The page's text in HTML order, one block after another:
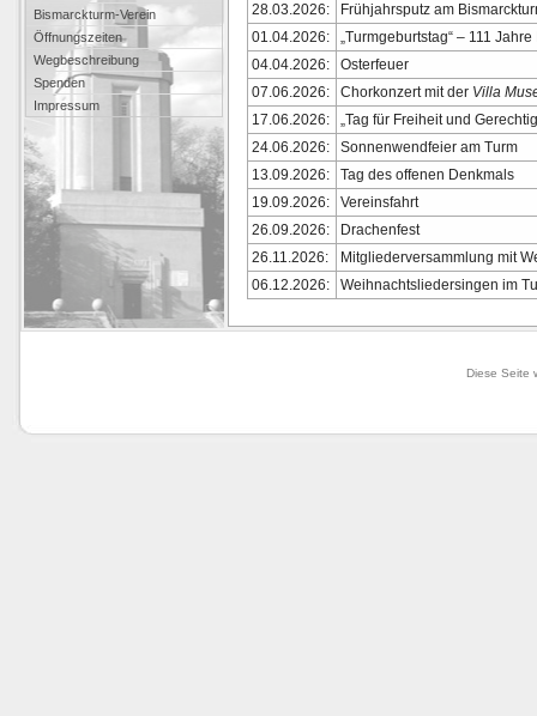
Bismarckturm-Verein
Öffnungszeiten
Wegbeschreibung
Spenden
Impressum
28.03.2026:
Frühjahrsputz am
01.04.2026:
„Turmgeburtstag“ – 111
04.04.2026:
Osterfeuer
07.06.2026:
Chorkonzert mit der Villa
17.06.2026:
„Tag für Freiheit und
24.06.2026:
Sonnenwendfeier am Turm
13.09.2026:
Tag des offenen Denkmals
19.09.2026:
Vereinsfahrt
26.09.2026:
Drachenfest
26.11.2026:
Mitgliederversammlung mit
06.12.2026:
Weihnachtsliedersingen im
Diese Seite